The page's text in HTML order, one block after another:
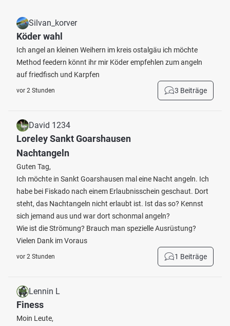
Silvan_korver
Köder wahl
Ich angel an kleinen Weihern im kreis ostalgäu ich möchte
Method feedern könnt ihr mir Köder empfehlen zum angeln
auf friedfisch und Karpfen
vor 2 Stunden 3 Beiträge
David 1234
Loreley Sankt Goarshausen
Nachtangeln
Guten Tag,
Ich möchte in Sankt Goarshausen mal eine Nacht angeln. Ich
habe bei Fiskado nach einem Erlaubnisschein geschaut. Dort
steht, das Nachtangeln nicht erlaubt ist. Ist das so? Kennst
sich jemand aus und war dort schonmal angeln?
Wie ist die Strömung? Brauch man spezielle Ausrüstung?
Vielen Dank im Voraus
vor 2 Stunden 1 Beiträge
Lennin L
Finess
Moin Leute,